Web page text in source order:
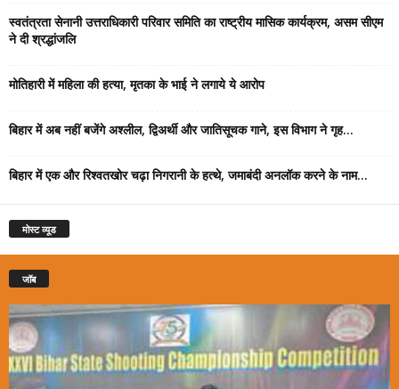
स्वतंत्रता सेनानी उत्तराधिकारी परिवार समिति का राष्ट्रीय मासिक कार्यक्रम, असम सीएम
ने दी श्रद्धांजलि
मोतिहारी में महिला की हत्या, मृतका के भाई ने लगाये ये आरोप
बिहार में अब नहीं बजेंगे अश्लील, द्विअर्थी और जातिसूचक गाने, इस विभाग ने गृह...
बिहार में एक और रिश्वतखोर चढ़ा निगरानी के हत्थे, जमाबंदी अनलॉक करने के नाम...
मोस्ट व्यूड
जॉब